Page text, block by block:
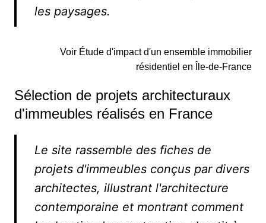
les paysages.
Voir Étude d'impact d'un ensemble immobilier
résidentiel en Île-de-France
Sélection de projets architecturaux
d'immeubles réalisés en France
Le site rassemble des fiches de
projets d'immeubles conçus par divers
architectes, illustrant l'architecture
contemporaine et montrant comment